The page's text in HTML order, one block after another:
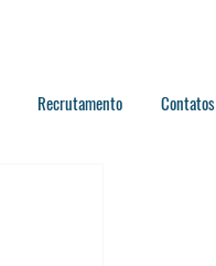
Recrutamento Contatos